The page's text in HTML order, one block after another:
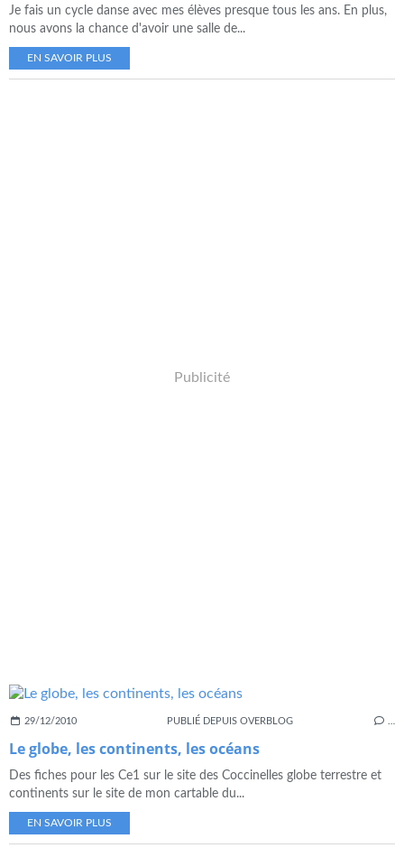
Je fais un cycle danse avec mes élèves presque tous les ans. En plus,
nous avons la chance d'avoir une salle de...
EN SAVOIR PLUS
Publicité
29/12/2010 PUBLIÉ DEPUIS OVERBLOG
Le globe, les continents, les océans
Des fiches pour les Ce1 sur le site des Coccinelles globe terrestre et
continents sur le site de mon cartable du...
EN SAVOIR PLUS